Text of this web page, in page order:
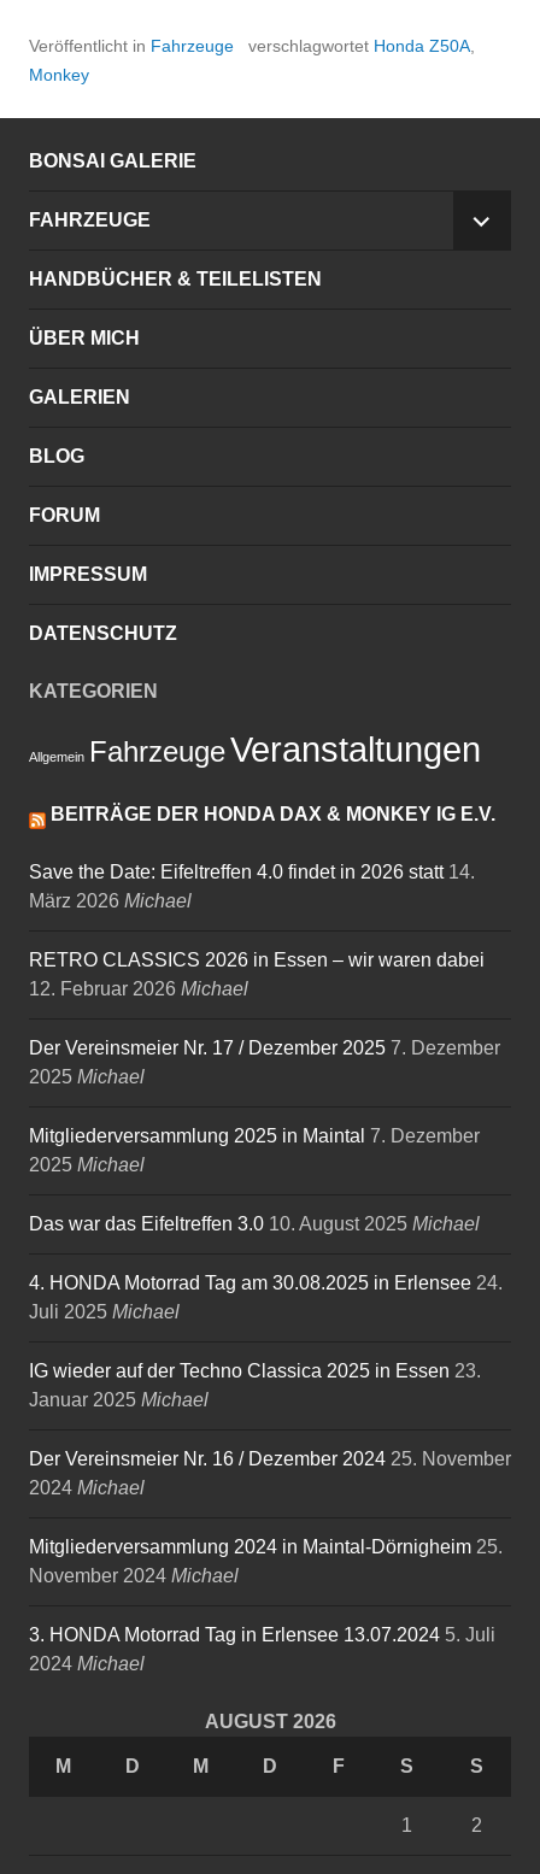
Veröffentlicht in Fahrzeuge verschlagwortet Honda Z50A,
Monkey
BONSAI GALERIE
FAHRZEUGE
HANDBÜCHER & TEILELISTEN
ÜBER MICH
GALERIEN
BLOG
FORUM
IMPRESSUM
DATENSCHUTZ
KATEGORIEN
Allgemein FahrzeugeVeranstaltungen
BEITRÄGE DER HONDA DAX & MONKEY IG E.V.
Save the Date: Eifeltreffen 4.0 findet in 2026 statt 14.
März 2026 Michael
RETRO CLASSICS 2026 in Essen – wir waren dabei
12. Februar 2026 Michael
Der Vereinsmeier Nr. 17 / Dezember 2025 7. Dezember
2025 Michael
Mitgliederversammlung 2025 in Maintal 7. Dezember
2025 Michael
Das war das Eifeltreffen 3.0 10. August 2025 Michael
4. HONDA Motorrad Tag am 30.08.2025 in Erlensee 24.
Juli 2025 Michael
IG wieder auf der Techno Classica 2025 in Essen 23.
Januar 2025 Michael
Der Vereinsmeier Nr. 16 / Dezember 2024 25. November
2024 Michael
Mitgliederversammlung 2024 in Maintal-Dörnigheim 25.
November 2024 Michael
3. HONDA Motorrad Tag in Erlensee 13.07.2024 5. Juli
2024 Michael
AUGUST 2026
M D M D F S S
1 2